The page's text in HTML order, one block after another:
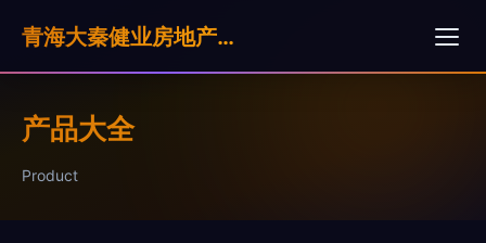
青海大秦健业房地产营销策划有限公司
产品大全
Product